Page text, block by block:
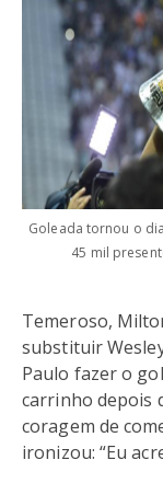
Goleada tornou o
45 mil
Temeroso,
substituir
Paulo fazer o
carrinho depois
coragem de
ironizou: “Eu